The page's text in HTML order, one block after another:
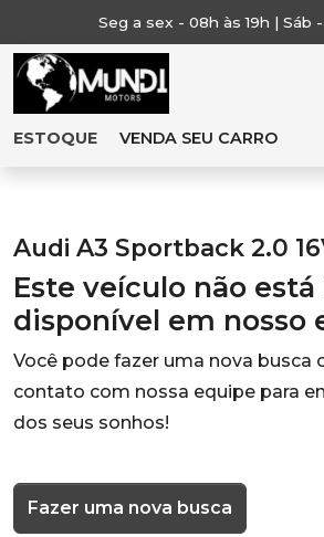
Seg a sex - 08h às 19h | Sáb -
ESTOQUE VENDA SEU CARRO
Audi A3 Sportback 2.0
Este veículo não
disponível em nosso
Você pode fazer uma nova busca
contato com nossa equipe para
dos seus sonhos!
Fazer uma nova busca